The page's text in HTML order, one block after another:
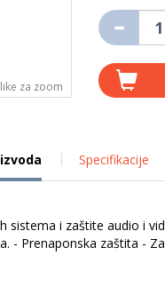
za zoom
Specifikacije
sistema i zaštite audio
Prenaponska zaštita -